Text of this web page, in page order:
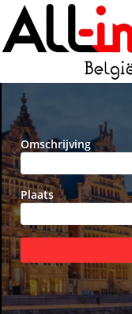
Omschrijving
Plaats